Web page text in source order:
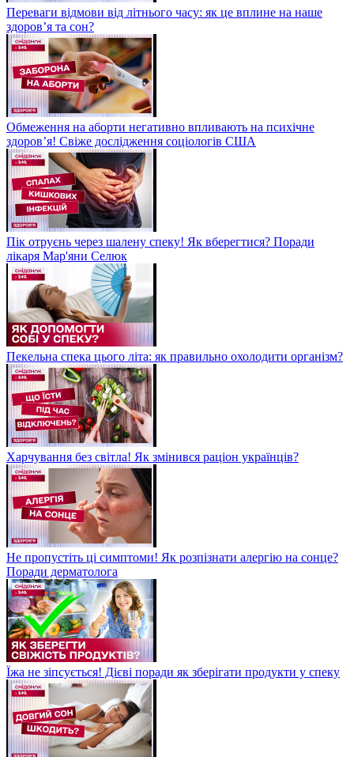
Переваги відмови від літнього часу: як це вплине на наше
здоров’я та сон?
Обмеження на аборти негативно впливають на психічне
здоров’я! Свіже дослідження соціологів США
Пік отруєнь через шалену спеку! Як вберегтися? Поради
лікаря Мар'яни Селюк
Пекельна спека цього літа: як правильно охолодити організм?
Харчування без світла! Як змінився раціон українців?
Не пропустіть ці симптоми! Як розпізнати алергію на сонце?
Поради дерматолога
Їжа не зіпсується! Дієві поради як зберігати продукти у спеку